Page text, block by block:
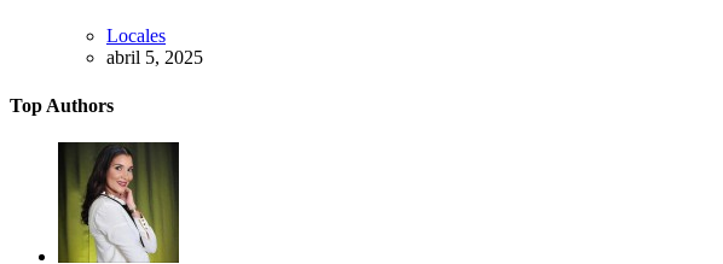
Locales
abril 5, 2025
Top Authors